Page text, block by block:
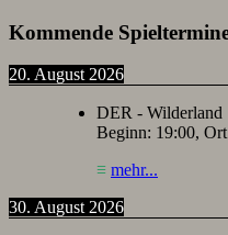
Kommende
20. August 2026
DER - Wilderland
Beginn: 19:00,
≡ mehr...
30. August 2026